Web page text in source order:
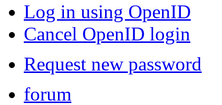
Log in using OpenID
Cancel OpenID login
Request new password
forum